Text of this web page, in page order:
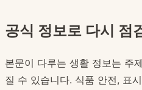
공식 정보로 다시 점
본문이 다루는 생활 정보는 주
질 수 있습니다. 식품 안전, 표